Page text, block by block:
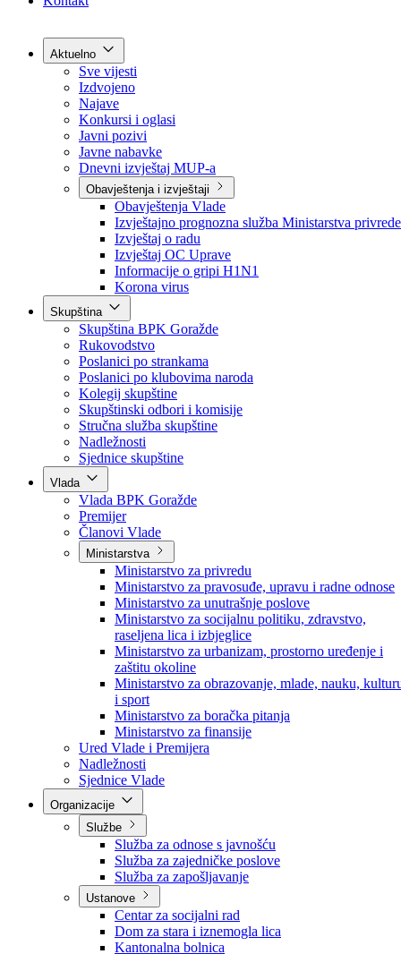
Kontakt
Aktuelno
Sve vijesti
Izdvojeno
Najave
Konkursi i oglasi
Javni pozivi
Javne nabavke
Dnevni izvještaj MUP-a
Obavještenja i izvještaji
Obavještenja Vlade
Izvještajno prognozna služba Ministarstva privrede
Izvještaj o radu
Izvještaj OC Uprave
Informacije o gripi H1N1
Korona virus
Skupština
Skupština BPK Goražde
Rukovodstvo
Poslanici po strankama
Poslanici po klubovima naroda
Kolegij skupštine
Skupštinski odbori i komisije
Stručna služba skupštine
Nadležnosti
Sjednice skupštine
Vlada
Vlada BPK Goražde
Premijer
Članovi Vlade
Ministarstva
Ministarstvo za privredu
Ministarstvo za pravosuđe, upravu i radne odnose
Ministarstvo za unutrašnje poslove
Ministarstvo za socijalnu politiku, zdravstvo,
raseljena lica i izbjeglice
Ministarstvo za urbanizam, prostorno uređenje i
zaštitu okoline
Ministarstvo za obrazovanje, mlade, nauku,
i sport
Ministarstvo za boračka pitanja
Ministarstvo za finansije
Ured Vlade i Premijera
Nadležnosti
Sjednice Vlade
Službe
Služba za odnose s javnošću
Služba za zajedničke poslove
Služba za zapošljavanje
Ustanove